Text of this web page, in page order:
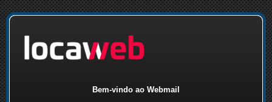
Bem-vindo ao Webmail